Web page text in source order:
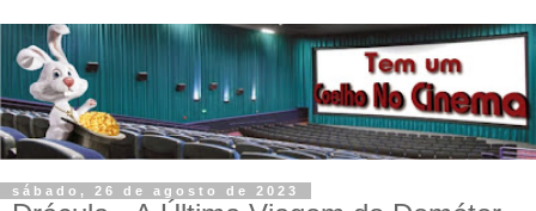
sábado, 26 de agosto de 2023